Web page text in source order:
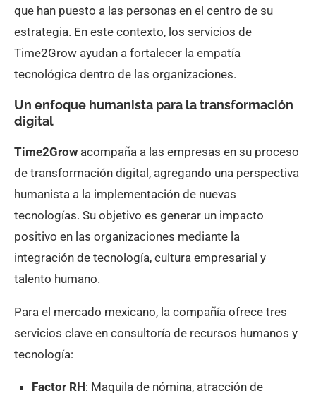
que han puesto a las personas en el centro de su
estrategia. En este contexto, los servicios de
Time2Grow ayudan a fortalecer la empatía
tecnológica dentro de las organizaciones.
Un enfoque humanista para la transformación
digital
Time2Grow acompaña a las empresas en su proceso
de transformación digital, agregando una perspectiva
humanista a la implementación de nuevas
tecnologías. Su objetivo es generar un impacto
positivo en las organizaciones mediante la
integración de tecnología, cultura empresarial y
talento humano.
Para el mercado mexicano, la compañía ofrece tres
servicios clave en consultoría de recursos humanos y
tecnología:
Factor RH: Maquila de nómina, atracción de